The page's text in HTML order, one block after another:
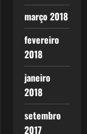
março 2018
fevereiro
2018
janeiro
2018
setembro
2017